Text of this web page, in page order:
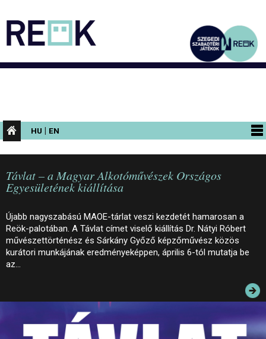
HU | EN
PROGRAMOK
KIÁLLÍTÁSOK
INFORMÁCIÓK
KONFERENCIA
PALOTASÉTÁK ÉS VEZETÉSEK
Távlat – a Magyar Alkotóművészek Országos
Egyesületének kiállítása
Újabb nagyszabású MAOE-tárlat veszi kezdetét hamarosan a
Reök-palotában. A Távlat címet viselő kiállítás Dr. Nátyi Róbert
művészettörténész és Sárkány Győző képzőművész közös
kurátori munkájának eredményeképpen, április 6-tól mutatja be
az…